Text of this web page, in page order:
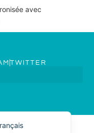
avec
TWITTER
Reserved